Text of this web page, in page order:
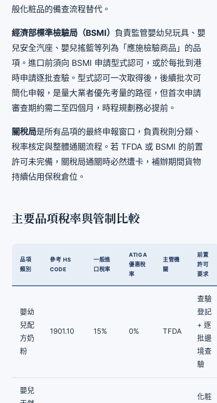
般化粧品的備查流程替代。
經濟部標準檢驗局（BSMI） 負責監管嬰幼兒玩具、嬰
兒安全汽座、嬰兒搖籃等列為「應施檢驗商品」的品
項。進口前須向 BSMI 申請型式認可，或於每批到港
時申請逐批查驗。型式認可一次取得後，後續批次可
簡化申報，是量大業者優先考量的路徑，但首次申請
審查期約需二至四個月，時程規劃務必提前。
關稅局是所有品項的最終申報窗口，負責稅則分類、
稅率核定與整體通關流程。若 TFDA 或 BSMI 的前置
許可未完備，關稅局通關時必然遭卡，補辦期間貨物
持續佔用保稅倉位。
主要品項稅率與管制比較
品項
類別
參考 HS
CODE
一般進
口稅率
ATIGA
優惠稅
率
主管機
關
前置
許可
要求
嬰幼
兒配
方奶
粉
1901.10 15% 0% TFDA
查驗
登記
+ 逐
批邊
境查
驗
嬰兒
化粧